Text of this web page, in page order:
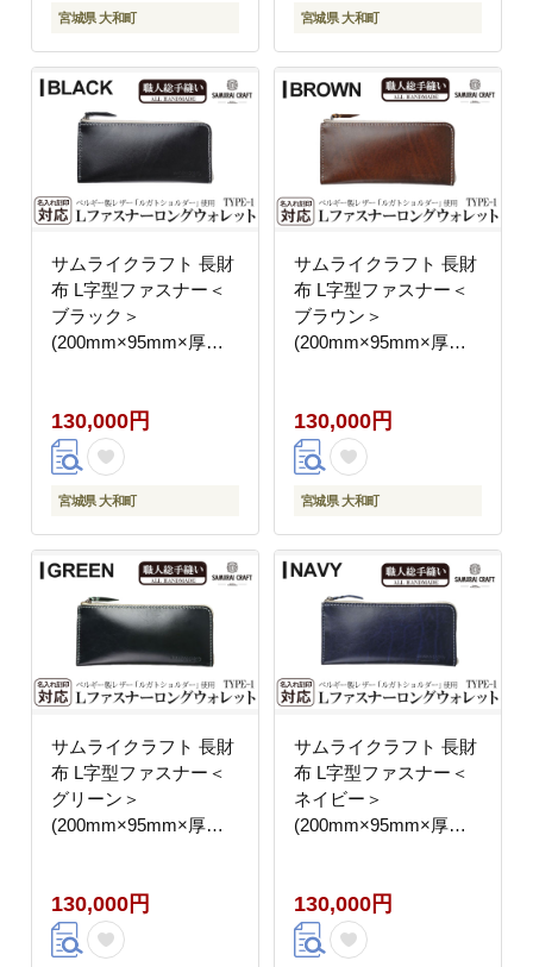
ッション 小物 Samurai
Field】ta284-red
宮城県 大和町
ッション 小物 Samurai
Field】ta284-wine
宮城県 大和町
サムライクラフト 長財
布 L字型ファスナー＜
ブラック＞
(200mm×95mm×厚み
サイフ 名入れ ギフト
ルガトショルダー 本格
シンプル ファッション
日本製 手縫い ハンドメ
式会社Stand Field】
ta274-black
130,000円
宮城県 大和町
サムライクラフト 長財
布 L字型ファスナー＜
ブラウン＞
(200mm×95mm×厚み
サイフ 名入れ ギフト
ルガトショルダー 本格
シンプル ファッション
日本製 手縫い ハンドメ
式会社Stand Field】
ta274-brown
130,000円
宮城県 大和町
サムライクラフト 長財
布 L字型ファスナー＜
グリーン＞
(200mm×95mm×厚み
サイフ 名入れ ギフト
ルガトショルダー 本格
シンプル ファッション
130,000円
サムライクラフト 長財
布 L字型ファスナー＜
ネイビー＞
(200mm×95mm×厚み
サイフ 名入れ ギフト
ルガトショルダー 本格
シンプル ファッション
130,000円